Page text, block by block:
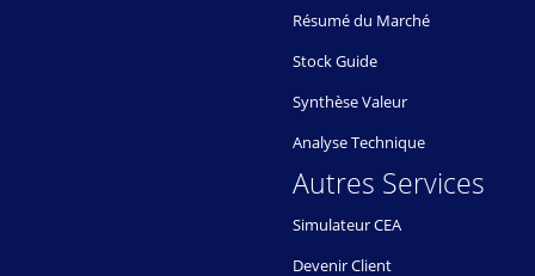
Résumé du Marché
Stock Guide
Synthèse Valeur
Analyse Technique
Autres Services
Simulateur CEA
Devenir Client